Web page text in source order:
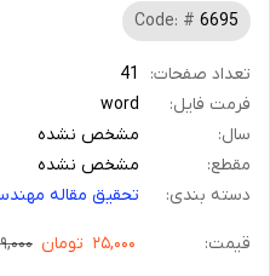
Code: # 6695
تعداد صفحات:
41
فرمت فایل:
word
سال:
مشخص نشده
مقطع:
مشخص نشده
دسته بندی:
تحقیق مقاله
قیمت: ۲۵,۰۰۰ تومان ۲۹,۰۰۰